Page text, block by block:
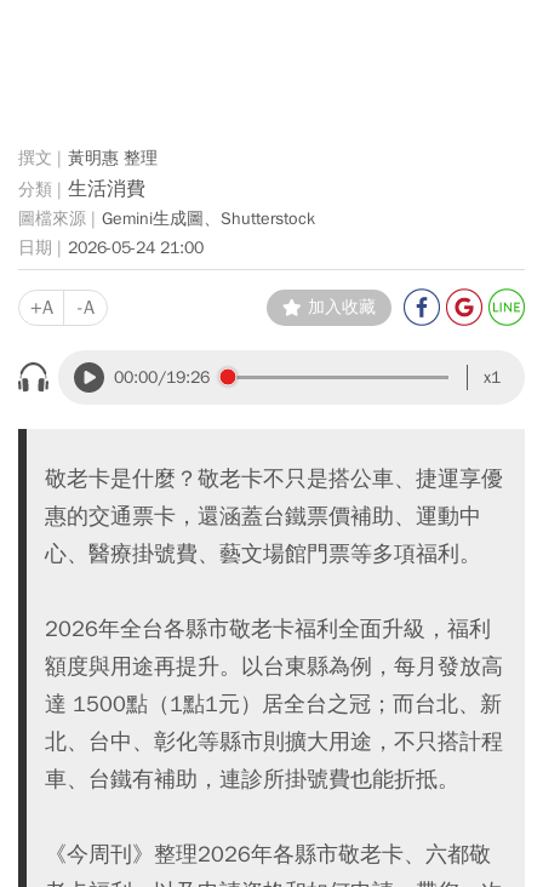
黃明惠 整理
生活消費
Gemini生成圖、Shutterstock
2026-05-24 21:00
+A -A 加入收藏
00:00/19:26 x1
敬老卡是什麼？敬老卡不只是搭公車、捷運享優
惠的交通票卡，還涵蓋台鐵票價補助、運動中
心、醫療掛號費、藝文場館門票等多項福利。
2026年全台各縣市敬老卡福利全面升級，福利
額度與用途再提升。以台東縣為例，每月發放高
達 1500點（1點1元）居全台之冠；而台北、新
北、台中、彰化等縣市則擴大用途，不只搭計程
車、台鐵有補助，連診所掛號費也能折抵。
《今周刊》整理2026年各縣市敬老卡、六都敬